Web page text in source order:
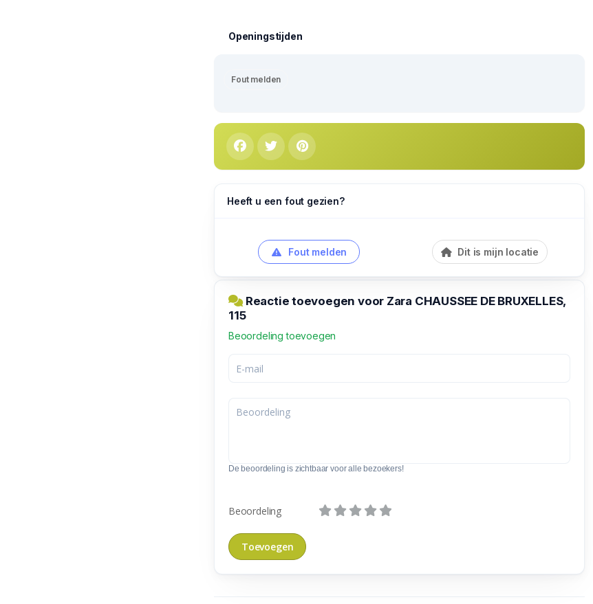
Openingstijden
Fout melden
Heeft u een fout gezien?
Fout melden Dit is mijn locatie
Reactie toevoegen voor Zara CHAUSSEE DE BRUXELLES,
115
Beoordeling toevoegen
De beoordeling is zichtbaar voor alle bezoekers!
Beoordeling